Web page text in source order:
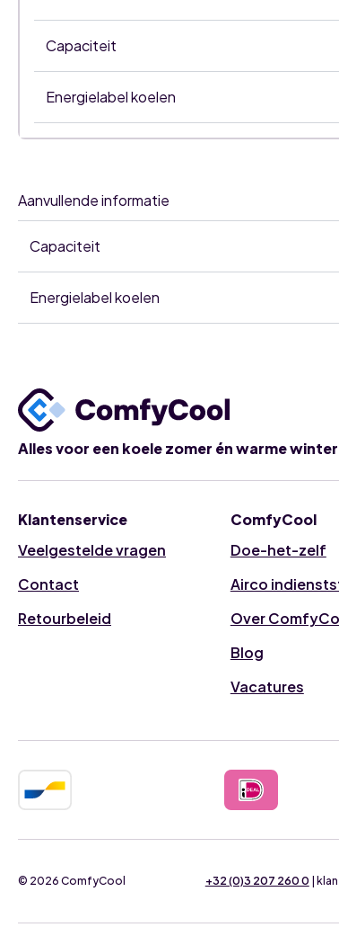
Capaciteit
Energielabel koelen
Aanvullende informatie
Capaciteit
Energielabel koelen
Alles voor een koele zomer én warme winter
Klantenservice
Veelgestelde vragen
Contact
Retourbeleid
ComfyCool
Doe-het-zelf
Airco
Over
Blog
Vacatures
© 2026 ComfyCool +32 (0)3 207 260 0 |